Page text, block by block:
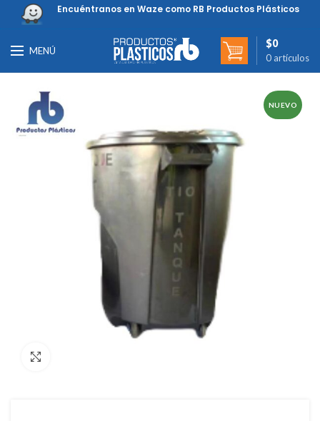
Encuéntranos en Waze como RB Productos Plásticos
MENÚ
0 artículos
$0
NUEVO